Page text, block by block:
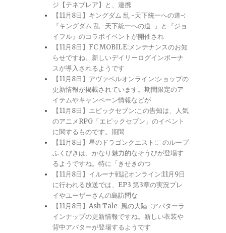
ジ【テネブレア】と、連携
【11月8日】キングダム 乱 -天下統一への道-:
『キングダム 乱 -天下統一への道-』と『ジョ
イフル』のコラボイベントが開催され
【11月8日】FC MOBILE:メンテナンスのお知
らせですね。新しいデイリーログインボーナ
スが導入されるようです
【11月8日】アヴァベルオンライン:ショップの
更新情報が掲載されています。期間限定のア
イテムやキャンペーン情報などが
【11月8日】エピックセブン:この告知は、人気
のアニメRPG「エピックセブン」のイベント
に関するものです。期間
【11月8日】星のドラゴンクエスト:このループ
ふくびきは、かなり魅力的なそうびが登場す
るようですね。特に「きせきのつ
【11月8日】イルーナ戦記オンライン:11月9日
に行われる放送では、EP3 第3章の実況プレ
イやユーザーさんの島訪問な
【11月8日】Ash Tale-風の大陸-:アバターラ
インナップの更新情報ですね。新しい衣装や
背中アバターが登場するようです